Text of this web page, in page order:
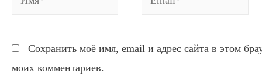
Сохранить моё имя, email и адрес сайта в этом
моих комментариев.